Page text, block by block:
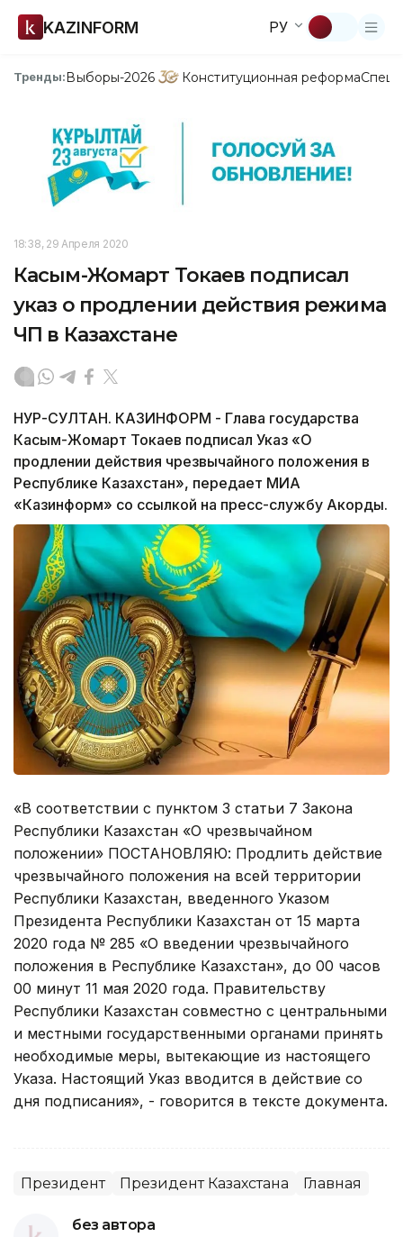
KAZINFORM РУ
Тренды:Выборы-2026 Конституционная реформа
18:38, 29 Апреля 2020
Касым-Жомарт Токаев подписал
указ о продлении действия режима
ЧП в Казахстане
НУР-СУЛТАН. КАЗИНФОРМ - Глава государства
Касым-Жомарт Токаев подписал Указ «О
продлении действия чрезвычайного положения в
Республике Казахстан», передает МИА
«Казинформ» со ссылкой на пресс-службу Акорды.
«В соответствии с пунктом 3 статьи 7 Закона
Республики Казахстан «О чрезвычайном
положении» ПОСТАНОВЛЯЮ: Продлить действие
чрезвычайного положения на всей территории
Республики Казахстан, введенного Указом
Президента Республики Казахстан от 15 марта
2020 года № 285 «О введении чрезвычайного
положения в Республике Казахстан», до 00 часов
00 минут 11 мая 2020 года. Правительству
Республики Казахстан совместно с центральными
и местными государственными органами принять
необходимые меры, вытекающие из настоящего
Указа. Настоящий Указ вводится в действие со
дня подписания», - говорится в тексте документа.
Президент Президент Казахстана Главная
без автора